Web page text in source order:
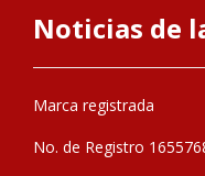
Noticias de
Marca registrada
No. de Registro